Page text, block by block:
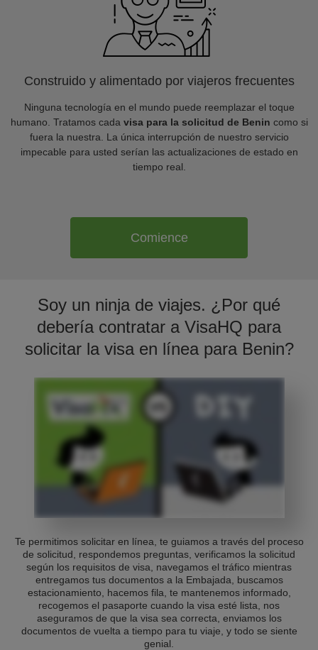
Construido y alimentado por viajeros frecuentes
Ninguna tecnología en el mundo puede reemplazar el toque
humano. Tratamos cada visa para la solicitud de Benin como si
fuera la nuestra. La única interrupción de nuestro servicio
impecable para usted serían las actualizaciones de estado en
tiempo real.
Comience
Soy un ninja de viajes. ¿Por qué
debería contratar a VisaHQ para
solicitar la visa en línea para Benin?
Te permitimos solicitar en línea, te guiamos a través del proceso
de solicitud, respondemos preguntas, verificamos la solicitud
según los requisitos de visa, navegamos el tráfico mientras
entregamos tus documentos a la Embajada, buscamos
estacionamiento, hacemos fila, te mantenemos informado,
recogemos el pasaporte cuando la visa esté lista, nos
aseguramos de que la visa sea correcta, enviamos los
documentos de vuelta a tiempo para tu viaje, y todo se siente
genial.